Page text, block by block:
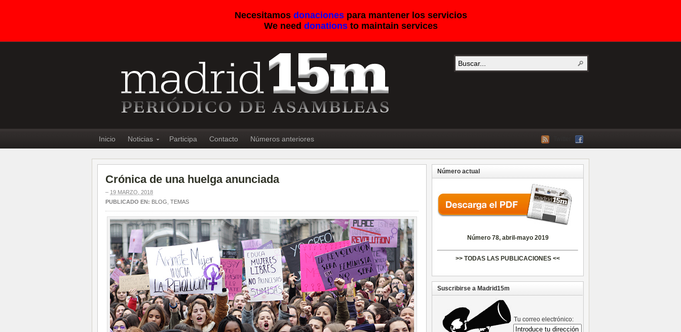
Necesitamos donacionespara mantener los servicios
We need donationsto maintain services
Inicio Noticias Participa Contacto Números anteriores
Crónica de una huelga anunciada
– 19 MARZO, 2018
PUBLICADO EN: BLOG TEMAS
Número actual
Número 78, abril-mayo 2019
>> TODAS LAS PUBLICACIONES <<
Suscribirse a Madrid15m
Tu correo electrónico: